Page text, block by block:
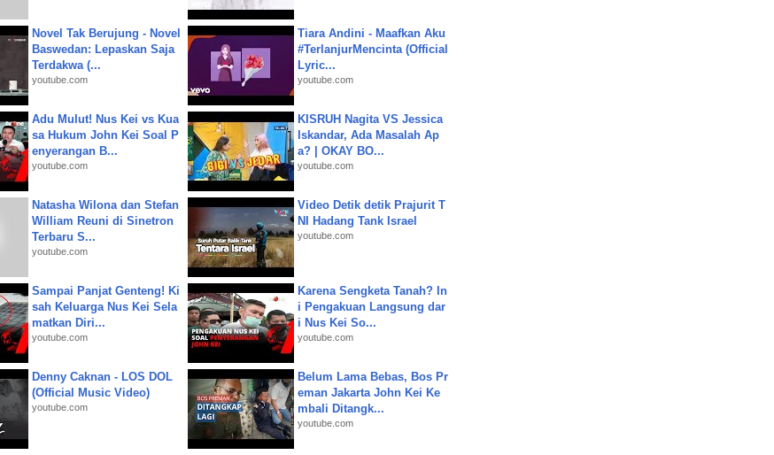
Novel Tak Berujung - Novel
Baswedan: Lepaskan Saja
Terdakwa (...
youtube.com
Tiara Andini - Maafkan Aku
#TerlanjurMencinta (Official
Lyric...
youtube.com
Adu Mulut! Nus Kei vs Kua
sa Hukum John Kei Soal P
enyerangan B...
youtube.com
KISRUH Nagita VS Jessica
Iskandar, Ada Masalah Ap
a? | OKAY BO...
youtube.com
Natasha Wilona dan Stefan
William Reuni di Sinetron
Terbaru S...
youtube.com
Video Detik detik Prajurit T
NI Hadang Tank Israel
youtube.com
Sampai Panjat Genteng! Ki
sah Keluarga Nus Kei Sela
matkan Diri...
youtube.com
Karena Sengketa Tanah? In
i Pengakuan Langsung dar
i Nus Kei So...
youtube.com
Denny Caknan - LOS DOL
(Official Music Video)
youtube.com
Belum Lama Bebas, Bos Pr
eman Jakarta John Kei Ke
mbali Ditangk...
youtube.com